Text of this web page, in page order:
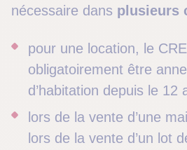
nécessaire dans plusieurs
pour une location, le
obligatoirement être
d’habitation depuis le 12
lors de la vente d’une
lors de la vente d’un lot